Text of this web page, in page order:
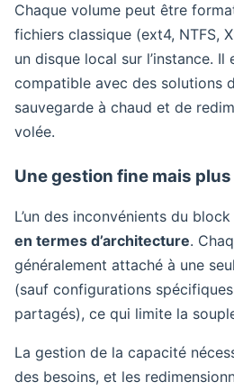
Chaque volume peut être
fichiers classique (ext4, NTFS,
un disque local sur l’instance. Il
compatible avec des solutions
sauvegarde à chaud et de
volée.
Une gestion fine mais
L’un des inconvénients du
en termes d’architecture.
généralement attaché à une
(sauf configurations
partagés), ce qui limite la
La gestion de la capacité
des besoins, et les